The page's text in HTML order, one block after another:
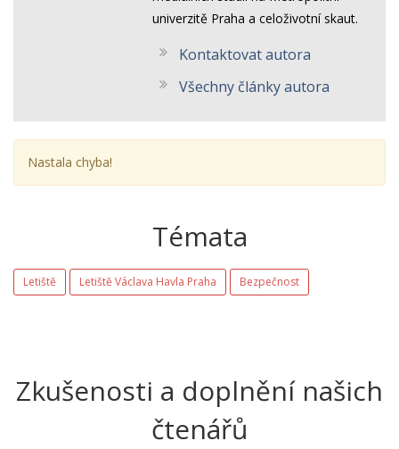
univerzitě Praha a celoživotní skaut.
Kontaktovat autora
Všechny články autora
Nastala chyba!
Témata
Letiště Letiště Václava Havla Praha Bezpečnost
Zkušenosti a doplnění našich
čtenářů